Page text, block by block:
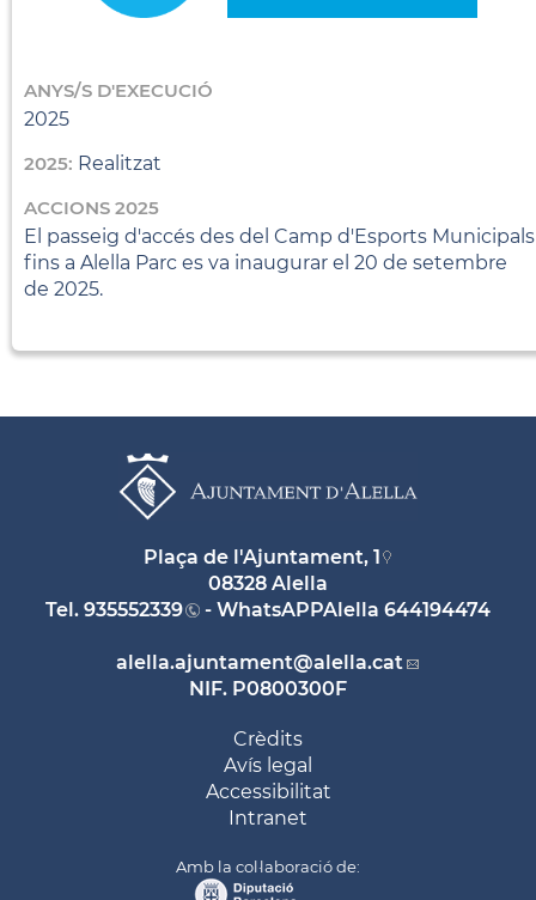
ANYS/S D'EXECUCIÓ
2025
2025: Realitzat
ACCIONS 2025
El passeig d'accés des del Camp d'Esports Municipals
fins a Alella Parc es va inaugurar el 20 de setembre
de 2025.
Plaça de l'Ajuntament, 1
08328 Alella
Tel. 935552339 - WhatsAPPAlella 644194474
alella.ajuntament@alella.cat
NIF. P0800300F
Crèdits
Avís legal
Accessibilitat
Intranet
Amb la col·laboració de: